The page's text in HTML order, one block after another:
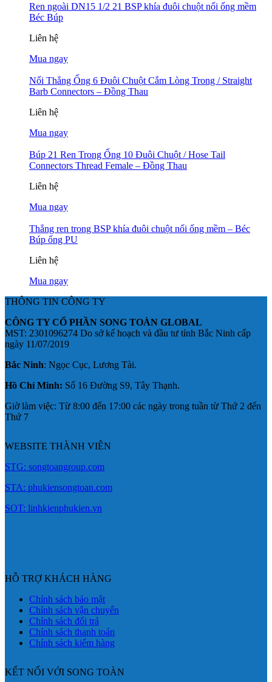
Ren ngoài DN15 1/2 21 BSP khía đuôi chuột nối ống mềm
Béc Búp
Liên hệ
Mua ngay
Nối Thẳng Ống 6 Đuôi Chuột Cắm Lòng Trong / Straight
Barb Connectors – Đồng Thau
Liên hệ
Mua ngay
Búp 21 Ren Trong Ống 10 Đuôi Chuột / Hose Tail
Connectors Thread Female – Đồng Thau
Liên hệ
Mua ngay
Thẳng ren trong BSP khía đuôi chuột nối ống mềm – Béc
Búp ống PU
Liên hệ
Mua ngay
THÔNG TIN CÔNG TY
CÔNG TY CỔ PHẦN SONG TOÀN GLOBAL
MST: 2301096274 Do sở kế hoạch và đầu tư tỉnh Bắc Ninh cấp
ngày 11/07/2019
Bắc Ninh: Ngọc Cục, Lương Tài.
Hồ Chí Minh: Số 16 Đường S9, Tây Thạnh.
Giờ làm việc: Từ 8:00 đến 17:00 các ngày trong tuần từ Thứ 2 đến
Thứ 7
WEBSITE THÀNH VIÊN
STG: songtoangroup.com
STA: phukiensongtoan.com
SOT: linhkienphukien.vn
HỖ TRỢ KHÁCH HÀNG
Chính sách bảo mật
Chính sách vận chuyển
Chính sách đổi trả
Chính sách thanh toán
Chính sách kiểm hàng
KẾT NỐI VỚI SONG TOÀN